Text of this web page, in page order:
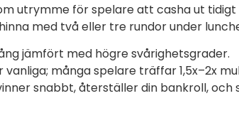
utrymme för spelare att casha ut
med två eller tre rundor under
jämfört med högre svårighetsgrader.
många spelare träffar 1,5x–2x
snabbt, återställer din bankroll,